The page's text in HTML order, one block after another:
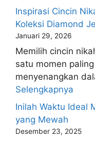
Inspirasi Cincin
Koleksi Diamond
Januari 29, 2026
Memilih cincin
satu momen
menyenangkan
Selengkapnya
Inilah Waktu Ideal
yang Mewah
Desember 23, 2025